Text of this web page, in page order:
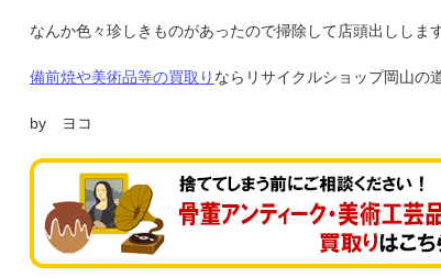
なんか色々珍しきものがあったので掃除して店頭出ししま
備前焼や美術品等の買取り ならリサイクルショップ岡山の
by ヨコ